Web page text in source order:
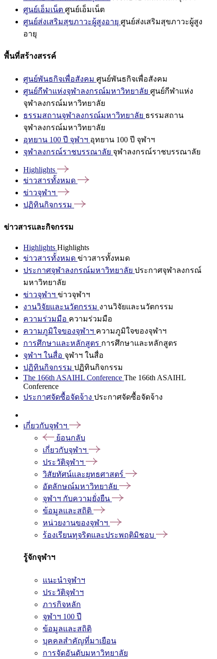
ศูนย์เอ็มเน็ต ศูนย์เอ็มเน็ต
ศูนย์ส่งเสริมสุขภาวะผู้สูงอายุ ศูนย์ส่งเสริมสุขภาวะผู้สูง
อายุ
พื้นที่สร้างสรรค์
ศูนย์พันธกิจเพื่อสังคม ศูนย์พันธกิจเพื่อสังคม
ศูนย์กีฬาแห่งจุฬาลงกรณ์มหาวิทยาลัย ศูนย์กีฬาแห่ง
จุฬาลงกรณ์มหาวิทยาลัย
ธรรมสถานจุฬาลงกรณ์มหาวิทยาลัย ธรรมสถาน
จุฬาลงกรณ์มหาวิทยาลัย
อุทยาน 100 ปี จุฬาฯ อุทยาน 100 ปี จุฬาฯ
จุฬาลงกรณ์ราชบรรณาลัย จุฬาลงกรณ์ราชบรรณาลัย
Highlights
ข่าวสารทั้งหมด
ข่าวจุฬาฯ
ปฏิทินกิจกรรม
ข่าวสารและกิจกรรม
Highlights Highlights
ข่าวสารทั้งหมด ข่าวสารทั้งหมด
ประกาศจุฬาลงกรณ์มหาวิทยาลัย ประกาศจุฬาลงกรณ์
มหาวิทยาลัย
ข่าวจุฬาฯ ข่าวจุฬาฯ
งานวิจัยและนวัตกรรม งานวิจัยและนวัตกรรม
ความร่วมมือ ความร่วมมือ
ความภูมิใจของจุฬาฯ ความภูมิใจของจุฬาฯ
การศึกษาและหลักสูตร การศึกษาและหลักสูตร
จุฬาฯ ในสื่อ จุฬาฯ ในสื่อ
ปฏิทินกิจกรรม ปฏิทินกิจกรรม
The 166th ASAIHL Conference The 166th ASAIHL
Conference
ประกาศจัดซื้อจัดจ้าง ประกาศจัดซื้อจัดจ้าง
เกี่ยวกับจุฬาฯ
ย้อนกลับ
เกี่ยวกับจุฬาฯ
ประวัติจุฬาฯ
วิสัยทัศน์และยุทธศาสตร์
อัตลักษณ์มหาวิทยาลัย
จุฬาฯ กับความยั่งยืน
ข้อมูลและสถิติ
หน่วยงานของจุฬาฯ
ร้องเรียนทุจริตและประพฤติมิชอบ
รู้จักจุฬาฯ
แนะนำจุฬาฯ
ประวัติจุฬาฯ
ภารกิจหลัก
จุฬาฯ 100 ปี
ข้อมูลและสถิติ
บุคคลสำคัญที่มาเยือน
การจัดอันดับมหาวิทยาลัย